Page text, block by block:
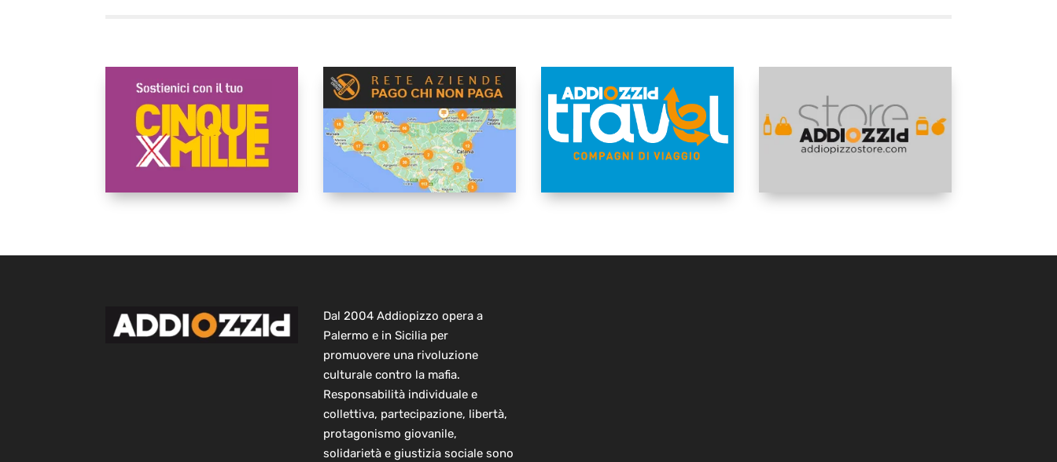
Dal 2004 Addiopizzo opera a
Palermo e in Sicilia per
promuovere una rivoluzione
culturale contro la mafia.
Responsabilità individuale e
collettiva, partecipazione, libertà,
protagonismo giovanile,
solidarietà e giustizia sociale sono